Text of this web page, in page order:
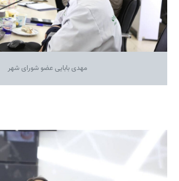
مهدی بابایی عضو شورای شهر